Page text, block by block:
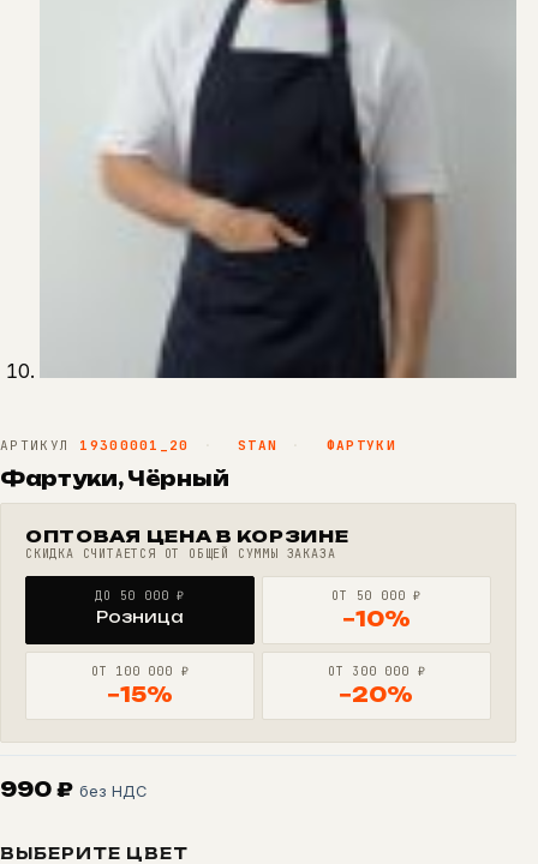
АРТИКУЛ 19300001_20 · STAN · ФАРТУКИ
Фартуки, Чёрный
ОПТОВАЯ ЦЕНА В КОРЗИНЕ
СКИДКА СЧИТАЕТСЯ ОТ ОБЩЕЙ СУММЫ ЗАКАЗА
ДО 50 000 ₽
Розница
ОТ 50 000 ₽
−10%
ОТ 100 000 ₽
−15%
ОТ 300 000 ₽
−20%
990 ₽ без НДС
ВЫБЕРИТЕ ЦВЕТ